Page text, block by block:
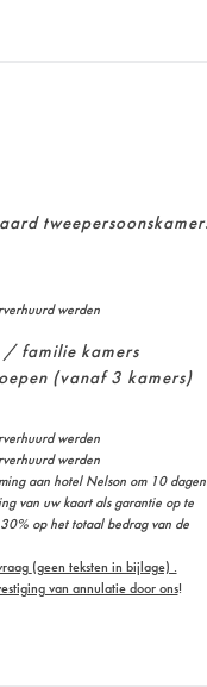
werden
/ familie kamers
(vanaf 3 kamers)
werden
werden
aan hotel Nelson om 10 dagen
van uw kaart als garantie op te
op het totaal bedrag van de
(geen teksten in bijlage) .
van annulatie door ons!